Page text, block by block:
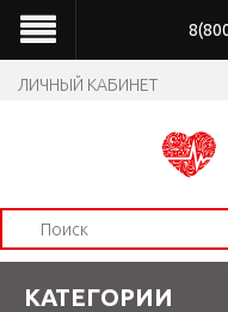
ЛИЧНЫЙ КАБИНЕТ
КАТЕГОРИИ